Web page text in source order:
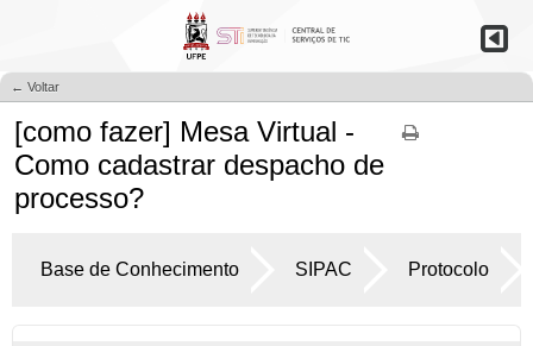
← Voltar
[como fazer] Mesa Virtual -
Como cadastrar despacho de
processo?
Base de Conhecimento SIPAC Protocolo